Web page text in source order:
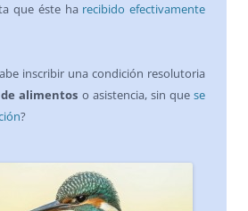
que éste ha recibido efectivamente
inscribir una condición resolutoria
alimentos o asistencia, sin quese
?